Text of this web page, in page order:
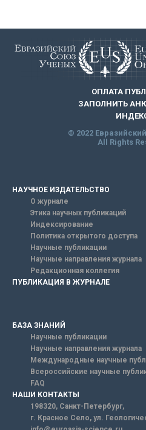
ОПЛАТА
ЗАПОЛНИТЬ
© 2022
All Rights
НАУЧНОЕ ИЗДАТЕЛЬСТВО
О журнале
Этика научных публикаций
Индексирование
Политика открытого доступа
Научные публикации
Научные направления журнала
Редакционная коллегия
ПУБЛИКАЦИЯ В ЖУРНАЛЕ
БАЗА ЗНАНИЙ
Научные публикации
Научные направления журнала
Международные научные
Всероссийские научные
FAQ
НАШИ КОНТАКТЫ
198320, Санкт-Петербург,
г. Красное Село, ул.